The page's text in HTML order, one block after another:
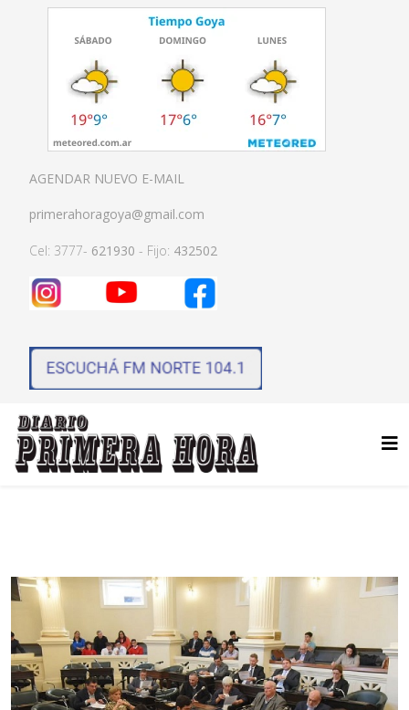
AGENDAR NUEVO E-MAIL
primerahoragoya@gmail.com
Cel: 3777- 621930 - Fijo: 432502